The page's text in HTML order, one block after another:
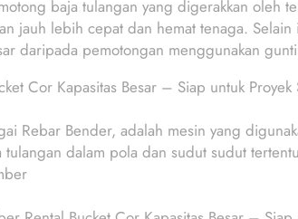
baja tulangan yang digerakkan oleh
jauh lebih cepat dan hemat tenaga.
daripada pemotongan menggunakan
Cor Kapasitas Besar – Siap untuk Proyek
Rebar Bender, adalah mesin yang
dalam pola dan sudut sudut